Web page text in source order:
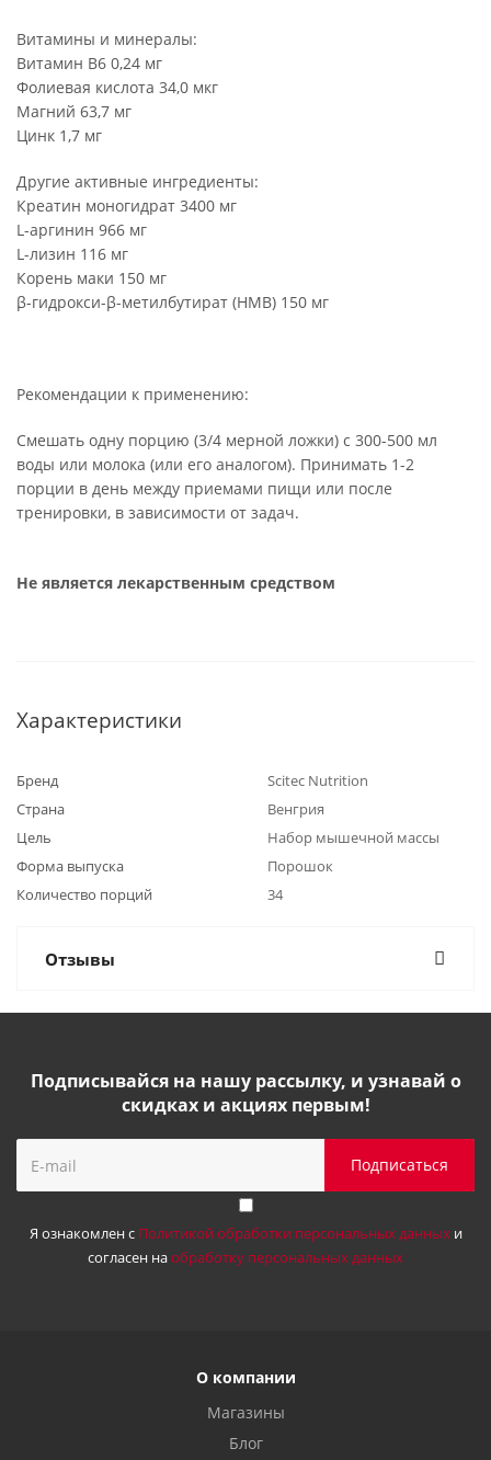
Витамины и минералы:
Витамин В6 0,24 мг
Фолиевая кислота 34,0 мкг
Магний 63,7 мг
Цинк 1,7 мг
Другие активные ингредиенты:
Креатин моногидрат 3400 мг
L-аргинин 966 мг
L-лизин 116 мг
Корень маки 150 мг
β-гидрокси-β-метилбутират (HMB) 150 мг
Рекомендации к применению:
Смешать одну порцию (3/4 мерной ложки) с 300-500 мл
воды или молока (или его аналогом). Принимать 1-2
порции в день между приемами пищи или после
тренировки, в зависимости от задач.
Не является лекарственным средством
Характеристики
Бренд
Scitec Nutrition
Страна
Венгрия
Цель
Набор мышечной массы
Форма выпуска
Порошок
Количество порций
34
Отзывы
Подписывайся на нашу рассылку, и узнавай о
скидках и акциях первым!
Я ознакомлен с Политикой обработки персональных данныхи
согласен наобработку персональных данных
О компании
Магазины
Блог